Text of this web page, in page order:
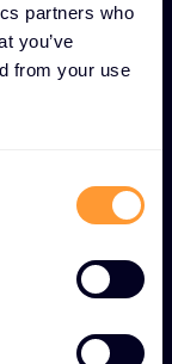
partners who
you’ve
from your use
proactif
et des
-
terminaux.